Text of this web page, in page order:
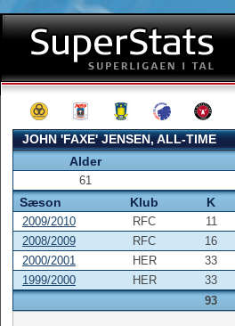
JOHN 'FAXE' JENSEN, ALL-TIME
Alder
61
Sæson Klub K
2009/2010 RFC 11
2008/2009
RFC 16
2000/2001
HER 33
1999/2000
HER 33
93